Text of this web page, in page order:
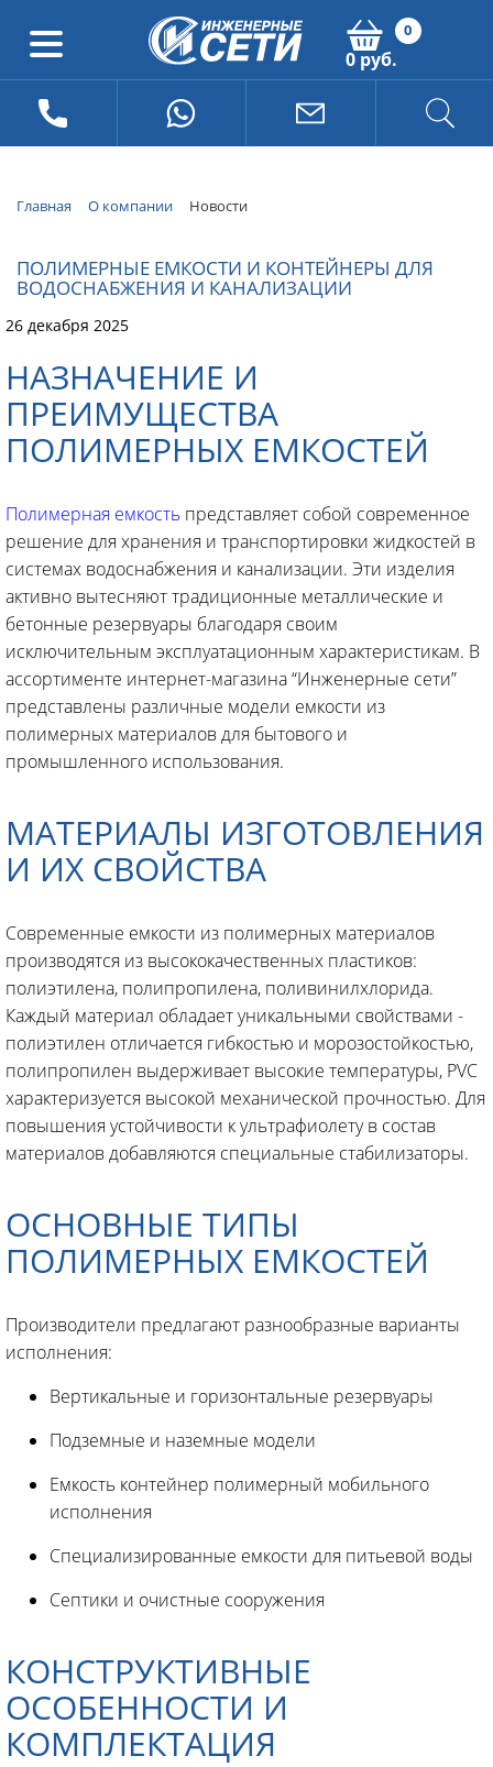
0
0 руб.
Главная О компании Новости
ПОЛИМЕРНЫЕ ЕМКОСТИ И КОНТЕЙНЕРЫ ДЛЯ
ВОДОСНАБЖЕНИЯ И КАНАЛИЗАЦИИ
26 декабря 2025
НАЗНАЧЕНИЕ И
ПРЕИМУЩЕСТВА
ПОЛИМЕРНЫХ ЕМКОСТЕЙ
Полимерная емкость представляет собой современное
решение для хранения и транспортировки жидкостей в
системах водоснабжения и канализации. Эти изделия
активно вытесняют традиционные металлические и
бетонные резервуары благодаря своим
исключительным эксплуатационным характеристикам. В
ассортименте интернет-магазина “Инженерные сети”
представлены различные модели емкости из
полимерных материалов для бытового и
промышленного использования.
МАТЕРИАЛЫ ИЗГОТОВЛЕНИЯ
И ИХ СВОЙСТВА
Современные емкости из полимерных материалов
производятся из высококачественных пластиков:
полиэтилена, полипропилена, поливинилхлорида.
Каждый материал обладает уникальными свойствами -
полиэтилен отличается гибкостью и морозостойкостью,
полипропилен выдерживает высокие температуры, PVC
характеризуется высокой механической прочностью. Для
повышения устойчивости к ультрафиолету в состав
материалов добавляются специальные стабилизаторы.
ОСНОВНЫЕ ТИПЫ
ПОЛИМЕРНЫХ ЕМКОСТЕЙ
Производители предлагают разнообразные варианты
исполнения:
Вертикальные и горизонтальные резервуары
Подземные и наземные модели
Емкость контейнер полимерный мобильного
исполнения
Специализированные емкости для питьевой воды
Септики и очистные сооружения
КОНСТРУКТИВНЫЕ
ОСОБЕННОСТИ И
КОМПЛЕКТАЦИЯ